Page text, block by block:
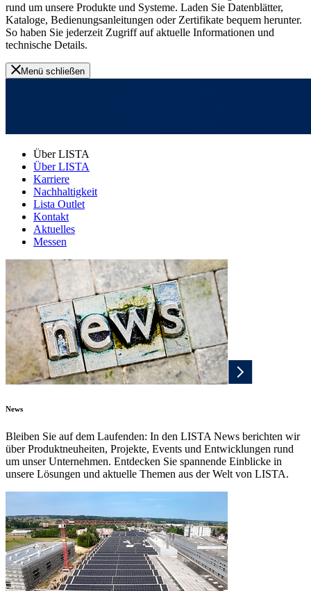
rund um unsere Produkte und Systeme. Laden Sie Datenblätter,
Kataloge, Bedienungsanleitungen oder Zertifikate bequem herunter.
So haben Sie jederzeit Zugriff auf aktuelle Informationen und
technische Details.
Menü schließen
Über LISTA
Über LISTA
Karriere
Nachhaltigkeit
Lista Outlet
Kontakt
Aktuelles
Messen
News
Bleiben Sie auf dem Laufenden: In den LISTA News berichten wir
über Produktneuheiten, Projekte, Events und Entwicklungen rund
um unser Unternehmen. Entdecken Sie spannende Einblicke in
unsere Lösungen und aktuelle Themen aus der Welt von LISTA.